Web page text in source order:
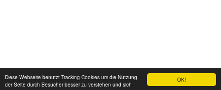
OK!
Diese Webseite benutzt Tracking Cookies um die Nutzung
der Seite durch Besucher besser zu verstehen und sich